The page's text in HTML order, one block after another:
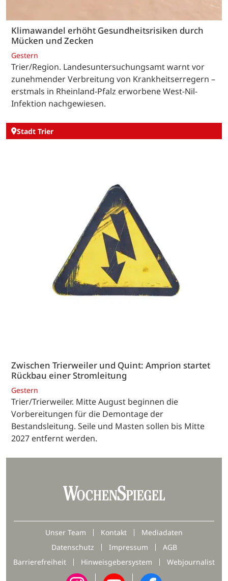
Klimawandel erhöht Gesundheitsrisiken durch
Mücken und Zecken
Gestern
Trier/Region. Landesuntersuchungsamt warnt vor
zunehmender Verbreitung von Krankheitserregern –
erstmals in Rheinland-Pfalz erworbene West-Nil-
Infektion nachgewiesen.
Stadt Trier
Zwischen Trierweiler und Quint: Amprion startet
Rückbau einer Stromleitung
Gestern
Trier/Trierweiler. Mitte August beginnen die
Vorbereitungen für die Demontage der
Bestandsleitung. Seile und Masten sollen bis Mitte
2027 entfernt werden.
Unser Team Kontakt
Mediadaten
Datenschutz
Impressum
AGB
Barrierefreiheit
Hinweisgebersystem Webjournalist